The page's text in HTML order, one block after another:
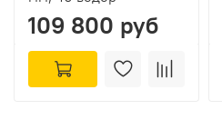
109 800 руб